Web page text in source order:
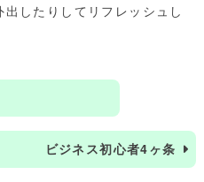
したりしてリフレッシュし
ビジネス初心者4ヶ条